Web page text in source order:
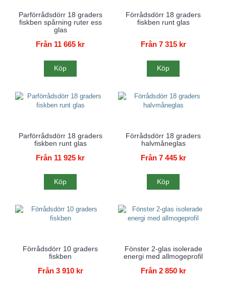
Parförrådsdörr 18 graders
fiskben spårning ruter ess
glas
Från 11 665 kr
Köp
Förrådsdörr 18 graders
fiskben runt glas
Från 7 315 kr
Köp
Parförrådsdörr 18 graders
fiskben runt glas
Från 11 925 kr
Köp
Förrådsdörr 18 graders
halvmåneglas
Från 7 445 kr
Köp
Förrådsdörr 10 graders
fiskben
Från 3 910 kr
Fönster 2-glas isolerade
energi med allmogeprofil
Från 2 850 kr